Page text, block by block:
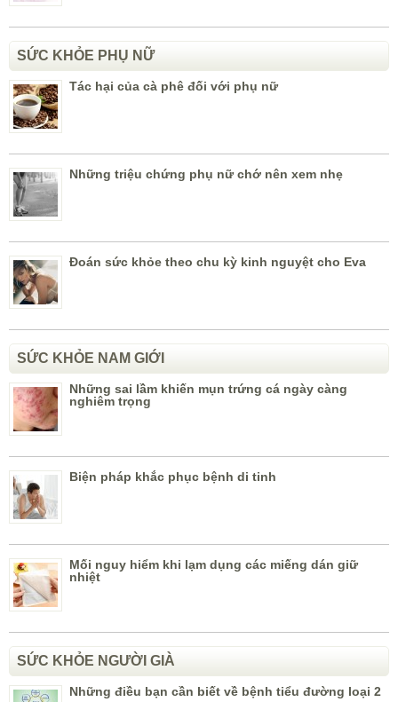
SỨC KHỎE PHỤ NỮ
Tác hại của cà phê đối với phụ nữ
Những triệu chứng phụ nữ chớ nên xem nhẹ
Đoán sức khỏe theo chu kỳ kinh nguyệt cho Eva
SỨC KHỎE NAM GIỚI
Những sai lầm khiến mụn trứng cá ngày càng
nghiêm trọng
Biện pháp khắc phục bệnh di tinh
Mối nguy hiểm khi lạm dụng các miếng dán giữ
nhiệt
SỨC KHỎE NGƯỜI GIÀ
Những điều bạn cần biết về bệnh tiểu đường loại 2